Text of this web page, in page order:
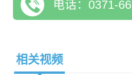
生工作。目前康复医学科编制
人，其中博士7人、硕士31人、
伤等引起的偏瘫、截瘫、四肢
小便障碍等精准评估和康复治
电话：0371-
相关视频